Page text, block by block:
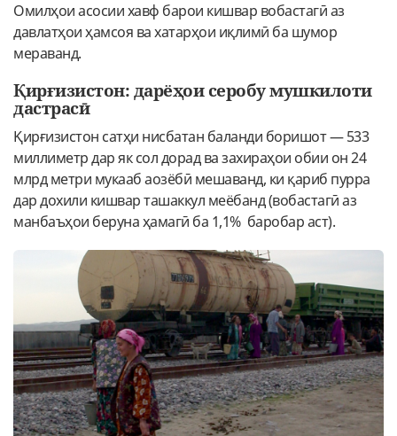
Омилҳои асосии хавф барои кишвар вобастагӣ аз
давлатҳои ҳамсоя ва хатарҳои иқлимӣ ба шумор
мераванд.
Қирғизистон: дарёҳои серобу мушкилоти
дастрасӣ
Қирғизистон сатҳи нисбатан баланди боришот — 533
миллиметр дар як сол дорад ва захираҳои обии он 24
млрд метри мукааб аозёбӣ мешаванд, ки қариб пурра
дар дохили кишвар ташаккул меёбанд (вобастагӣ аз
манбаъҳои беруна ҳамагӣ ба 1,1% баробар аст).